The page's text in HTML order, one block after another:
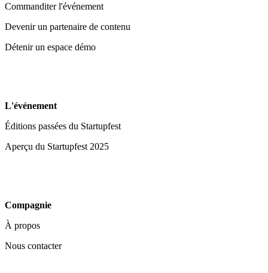
Commanditer l'événement
Devenir un partenaire de contenu
Détenir un espace démo
L'événement
Éditions passées du Startupfest
Aperçu du Startupfest 2025
Compagnie
À propos
Nous contacter